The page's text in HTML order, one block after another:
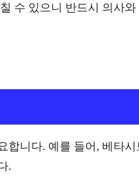
수 있으니 반드시 의사
합니다. 예를 들어, 베타
.